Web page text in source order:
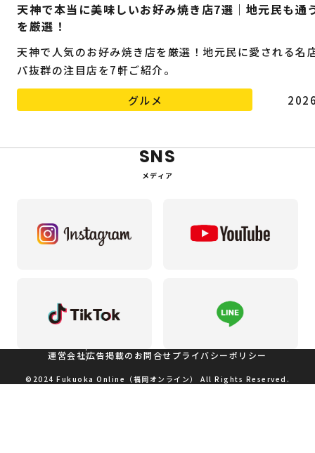
天神で本当に美味しいお好み焼き店7選｜地元民も通
を厳選！
天神で人気のお好み焼き店を厳選！地元民に愛される名
パ抜群の注目店を7軒ご紹介。
グルメ
SNS
メディア
運営会社広告掲載のお問合せプライバシーポリシー
©2024 Fukuoka Online（福岡オンライン） All Rights Reserved.